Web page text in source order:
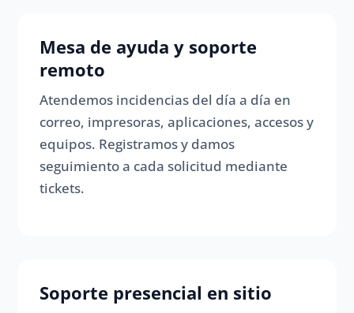
Mesa de ayuda y soporte
remoto
Atendemos incidencias del día a día en
correo, impresoras, aplicaciones, accesos y
equipos. Registramos y damos
seguimiento a cada solicitud mediante
tickets.
Soporte presencial en sitio